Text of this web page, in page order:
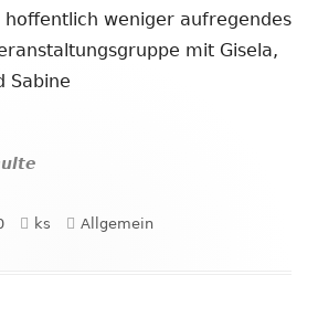
hoffentlich weniger aufregendes
mit Gisela,
Sabine
Autor
ks Kategorien
Allgemein